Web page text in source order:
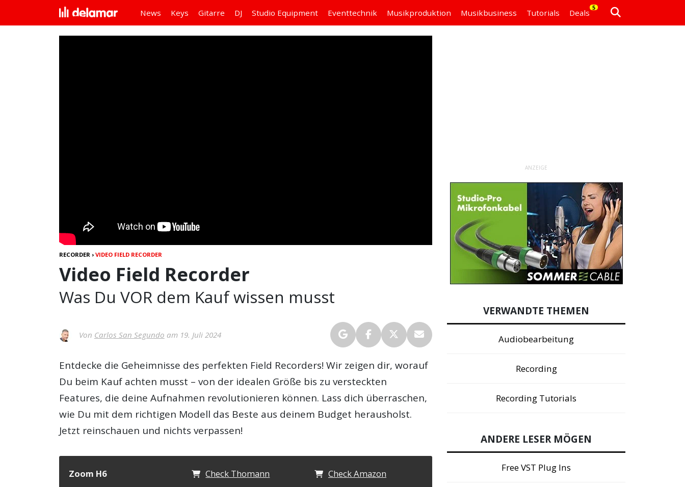
News Keys Gitarre DJ Studio Equipment Eventtechnik Musikproduktion Musikbusiness Tutorials Deals
5
RECORDER ›VIDEO FIELD RECORDER
Video Field Recorder
Was Du VOR dem Kauf wissen musst
Von Carlos San Segundo am 19. Juli 2024
Entdecke die Geheimnisse des perfekten Field Recorders! Wir zeigen dir, worauf
Du beim Kauf achten musst – von der idealen Größe bis zu versteckten
Features, die deine Aufnahmen revolutionieren können. Lass dich überraschen,
wie Du mit dem richtigen Modell das Beste aus deinem Budget herausholst.
Jetzt reinschauen und nichts verpassen!
Zoom H6 Check Thomann Check Amazon
ANZEIGE
VERWANDTE THEMEN
Audiobearbeitung
Recording
Recording Tutorials
ANDERE LESER MÖGEN
Free VST Plug Ins